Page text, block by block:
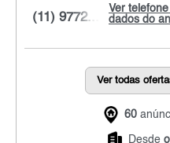
Ver
dados do
(11) 9772...
Ver todas
60
Desde